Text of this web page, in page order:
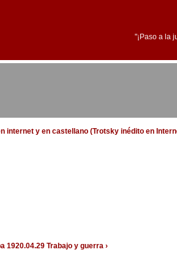
"¡Paso a la
internet y en castellano (Trotsky inédito en
1920.04.29 Trabajo y guerra ›